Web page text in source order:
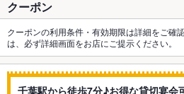
クーポン
クーポンの利用条件・有効期限は詳細をご確
は、必ず詳細画面をお店にご提示ください。
千葉駅から徒歩7分♪お得な貸切宴